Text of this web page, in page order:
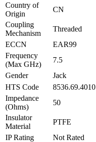
Country of
Origin
CN
Coupling
Mechanism
Threaded
ECCN
EAR99
Frequency
(Max GHz)
7.5
Gender
Jack
HTS Code
8536.69.4010
Impedance
(Ohms)
50
Insulator
Material
PTFE
IP Rating
Not Rated